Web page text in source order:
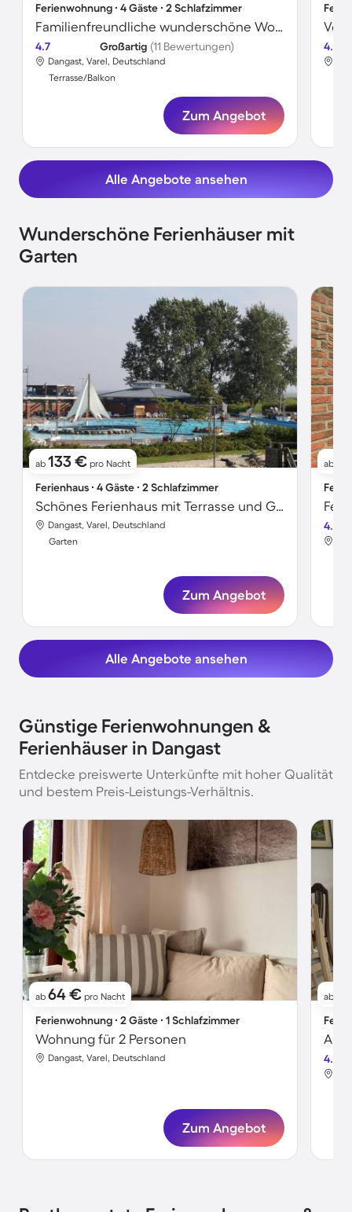
Ferienwohnung ∙ 4 Gäste ∙ 2 Schlafzimmer
Familienfreundliche wunderschöne Wohnung mit Terrasse | Strandblick | Neben dem Strand
4.7 Großartig (11 Bewertungen)
Dangast, Varel, Deutschland
Terrasse/Balkon
Zum Angebot
4.7
Alle Angebote ansehen
Wunderschöne Ferienhäuser mit
Garten
ab 133 € pro Nacht
Ferienhaus ∙ 4 Gäste ∙ 2 Schlafzimmer
Schönes Ferienhaus mit Terrasse und Garten | Neben dem Strand | Haustierfreundlich
Dangast, Varel, Deutschland
Garten
Zum Angebot
ab
4.6
Alle Angebote ansehen
Günstige Ferienwohnungen &
Ferienhäuser in Dangast
Entdecke preiswerte Unterkünfte mit hoher Qualität
und bestem Preis-Leistungs-Verhältnis.
ab 64 € pro Nacht
Ferienwohnung ∙ 2 Gäste ∙ 1 Schlafzimmer
Wohnung für 2 Personen
Dangast, Varel, Deutschland
Zum Angebot
ab
4.0